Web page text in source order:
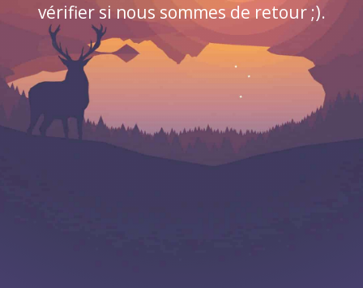
vérifier si nous sommes de retour ;).